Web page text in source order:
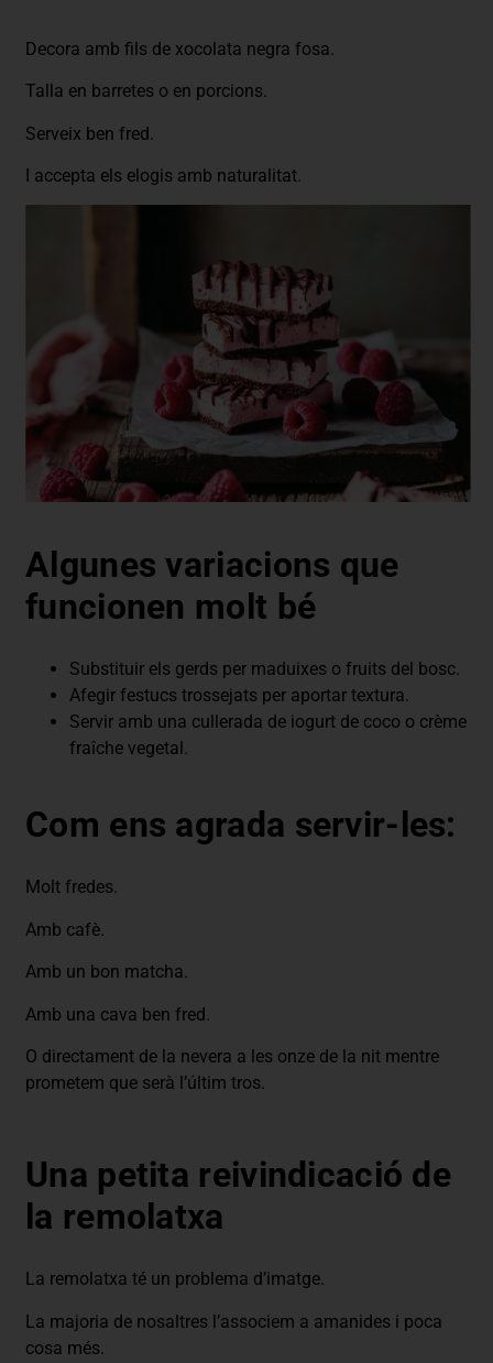
Decora amb fils de xocolata negra fosa.
Talla en barretes o en porcions.
Serveix ben fred.
I accepta els elogis amb naturalitat.
Algunes variacions que
funcionen molt bé
Substituir els gerds per maduixes o fruits del bosc.
Afegir festucs trossejats per aportar textura.
Servir amb una cullerada de iogurt de coco o crème
fraîche vegetal.
Com ens agrada servir-les:
Molt fredes.
Amb cafè.
Amb un bon matcha.
Amb una cava ben fred.
O directament de la nevera a les onze de la nit mentre
prometem que serà l’últim tros.
Una petita reivindicació de
la remolatxa
La remolatxa té un problema d’imatge.
La majoria de nosaltres l’associem a amanides i poca
cosa més.